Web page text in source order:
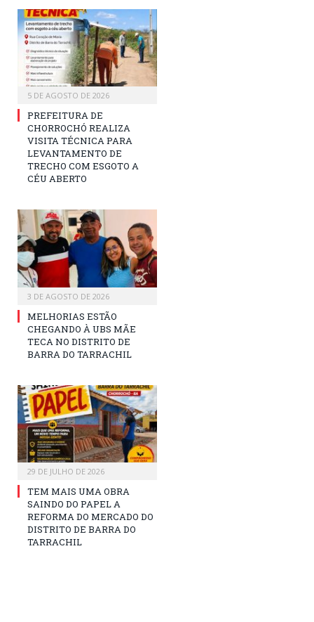
5 DE AGOSTO DE 2026
PREFEITURA DE
CHORROCHÓ REALIZA
VISITA TÉCNICA PARA
LEVANTAMENTO DE
TRECHO COM ESGOTO A
CÉU ABERTO
3 DE AGOSTO DE 2026
MELHORIAS ESTÃO
CHEGANDO À UBS MÃE
TECA NO DISTRITO DE
BARRA DO TARRACHIL
29 DE JULHO DE 2026
TEM MAIS UMA OBRA
SAINDO DO PAPEL A
REFORMA DO MERCADO DO
DISTRITO DE BARRA DO
TARRACHIL